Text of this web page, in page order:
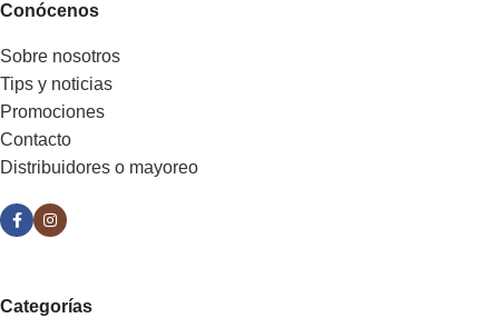
Conócenos
Sobre nosotros
Tips y noticias
Promociones
Contacto
Distribuidores o mayoreo
Categorías